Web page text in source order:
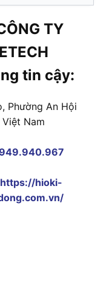
TY
tin cậy:
Phường An Hội
Nam
https://hioki-